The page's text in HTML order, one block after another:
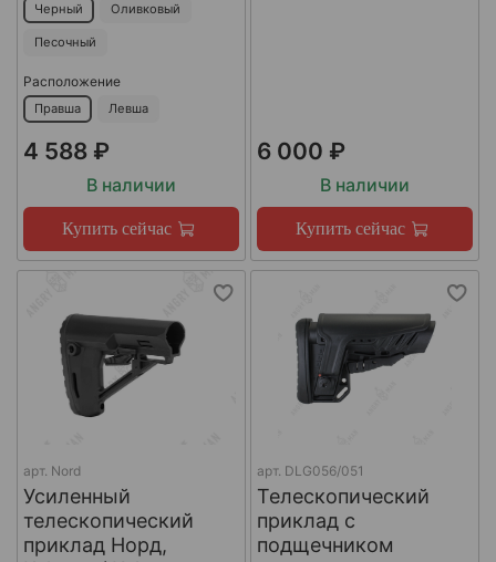
Черный Оливковый
Песочный
Расположение
Правша Левша
4 588 ₽
В наличии
Купить сейчас
6 000 ₽
В наличии
Купить сейчас
арт. Nord
Усиленный
телескопический
приклад Норд,
арт. DLG056/051
Телескопический
приклад с
подщечником